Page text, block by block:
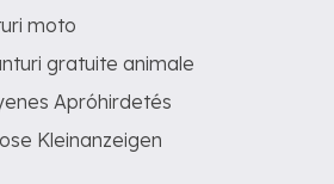
moto
gratuite animale
Apróhirdetés
Kleinanzeigen